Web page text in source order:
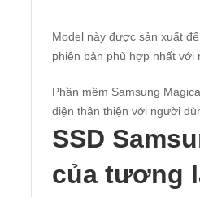
Model này được sản xuất
phiên bản phù hợp nhất với
Phần mềm Samsung
diện thân thiện với người
SSD
của tương